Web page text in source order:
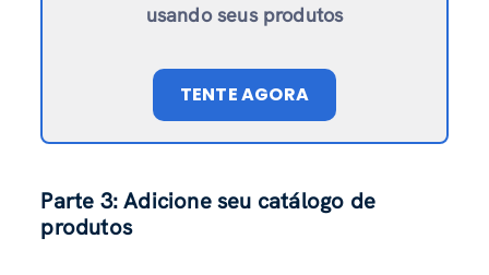
usando seus produtos
TENTE AGORA
Parte 3: Adicione seu catálogo de
produtos